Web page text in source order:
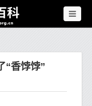
“香饽饽”